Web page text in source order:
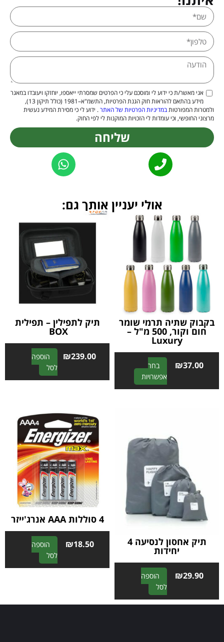
אני מאשר/ת כי ידוע לי ומוסכם עלי כי הפרטים שמסרתי ייאספו, יוחזקו ויעובדו במאגר
מידע בהתאם להוראות חוק הגנת הפרטיות, התשמ"א–1981 (כולל תיקון 13),
ולמטרות המפורטותבמדיניות הפרטיות של האתר. ידוע לי כי מסירת המידע נעשית
מרצוני החופשי, וכי עומדות לי הזכויות המוקנות לי לפי החוק.
שליחה
אולי יעניין אותך גם:
בקבוק שתיה תרמי שומר
חום וקור, 500 מ"ל –
Luxury
₪37.00
בחר
אפשרויות
l
a
תיק לתפילין – תפילית
BOX
₪239.00
הוספה
לסל
A
l
n
a
t
i
v
e
:
תיק אחסון לנסיעה 4
יחידות
₪29.90
הוספה
לסל
A
l
4 סוללות AAA אנרג'ייזר
₪18.50
הוספה
לסל
A
l